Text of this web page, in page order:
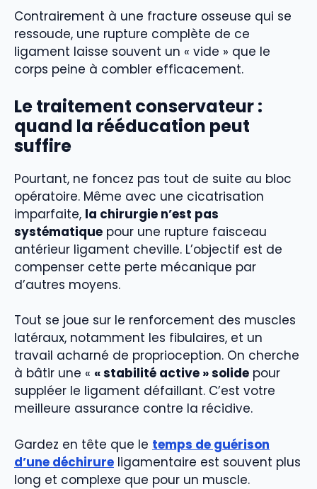
Contrairement à une fracture osseuse qui se
ressoude, une rupture complète de ce
ligament laisse souvent un « vide » que le
corps peine à combler efficacement.
Le traitement conservateur :
quand la rééducation peut
suffire
Pourtant, ne foncez pas tout de suite au bloc
opératoire. Même avec une cicatrisation
imparfaite, la chirurgie n’est pas
systématique pour une rupture faisceau
antérieur ligament cheville. L’objectif est de
compenser cette perte mécanique par
d’autres moyens.
Tout se joue sur le renforcement des muscles
latéraux, notamment les fibulaires, et un
travail acharné de proprioception. On cherche
à bâtir une « « stabilité active » solide pour
suppléer le ligament défaillant. C’est votre
meilleure assurance contre la récidive.
Gardez en tête que le temps de guérison
d’une déchirure ligamentaire est souvent plus
long et complexe que pour un muscle.